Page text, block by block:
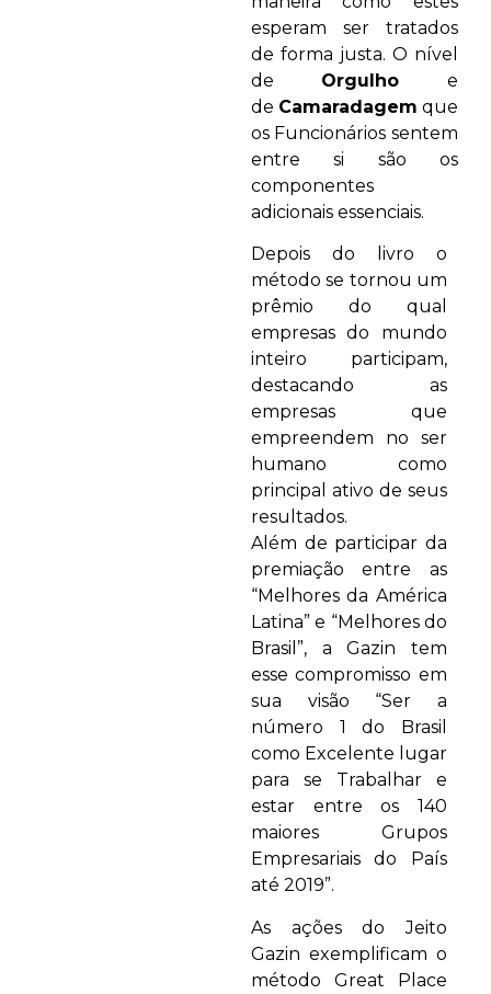
esperam ser tratados
de forma justa. O nível
de Orgulho e
de Camaradagem que
os Funcionários sentem
entre si são os
componentes
adicionais essenciais.
Depois do livro o
método se tornou um
prêmio do qual
empresas do mundo
inteiro participam,
destacando as
empresas que
empreendem no ser
humano como
principal ativo de seus
resultados.
Além de participar da
premiação entre as
“Melhores da América
Latina” e “Melhores do
Brasil”, a Gazin tem
esse compromisso em
sua visão “Ser a
número 1 do Brasil
como Excelente lugar
para se Trabalhar e
estar entre os 140
maiores Grupos
Empresariais do País
até 2019”.
As ações do Jeito
Gazin exemplificam o
método Great Place